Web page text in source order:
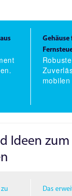
Gehäuse
Robuste
Ideen zum
Das